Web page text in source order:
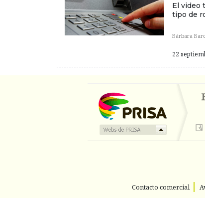
El video
tipo de
Bárbara
22
Contacto comercial